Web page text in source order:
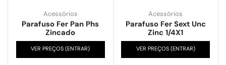
Acessórios
Parafuso Fer Pan Phs
Zincado
VER PREÇOS (ENTRAR)
Acessórios
Parafuso Fer Sext Unc
Zinc 1/4X1
VER PREÇOS (ENTRAR)